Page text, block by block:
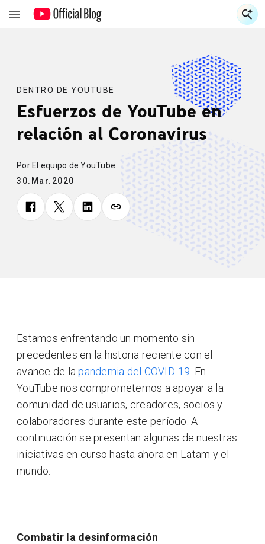
DENTRO DE YOUTUBE
Esfuerzos de YouTube en
relación al Coronavirus
Por El equipo de YouTube
30.Mar.2020
Estamos enfrentando un momento sin
precedentes en la historia reciente con el
avance de lapandemia del COVID-19 . En
YouTube nos comprometemos a apoyar a la
comunidad de usuarios, creadores, socios y
colaboradores durante este período. A
continuación se presentan algunas de nuestras
iniciativas en curso hasta ahora en Latam y el
mundo:
Combatir la desinformación